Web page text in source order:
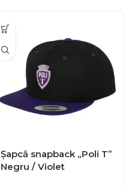
Şapcă snapback „Poli T”
Negru / Violet